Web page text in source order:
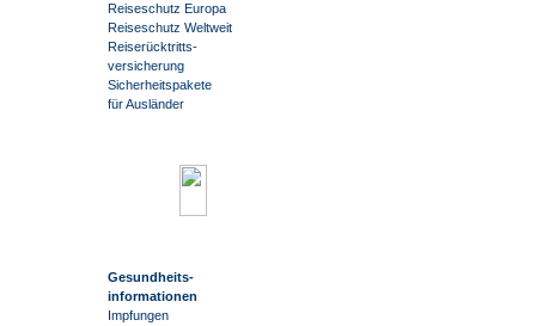
Reiseschutz Europa
Reiseschutz Weltweit
Reiserücktritts-
versicherung
Sicherheitspakete
für Ausländer
Gesundheits-
informationen
Impfungen